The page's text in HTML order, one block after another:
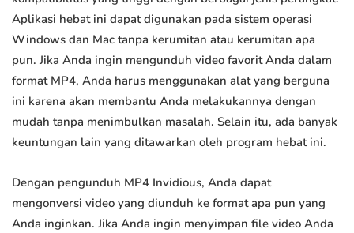
Aplikasi hebat ini dapat digunakan pada sistem operasi
Windows dan Mac tanpa kerumitan atau kerumitan apa
pun. Jika Anda ingin mengunduh video favorit Anda dalam
format MP4, Anda harus menggunakan alat yang berguna
ini karena akan membantu Anda melakukannya dengan
mudah tanpa menimbulkan masalah. Selain itu, ada banyak
keuntungan lain yang ditawarkan oleh program hebat ini.
Dengan pengunduh MP4 Invidious, Anda dapat
mengonversi video yang diunduh ke format apa pun yang
Anda inginkan. Jika Anda ingin menyimpan file video Anda